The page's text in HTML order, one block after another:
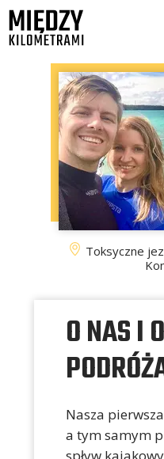
Toksyczne
O NAS I
Nasza
a tym samym